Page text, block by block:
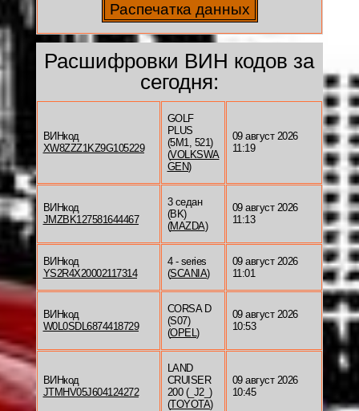
Расшифровки ВИН кодов за
сегодня:
ВИНкод
XW8ZZZ1KZ9G105229
GOLF
PLUS
(5M1, 521)
(VOLKSWA
GEN)
09 август 2026
11:19
ВИНкод
JMZBK127581644467
3 седан
(BK)
(MAZDA)
09 август 2026
11:13
ВИНкод
YS2R4X20002117314
4 - series
(SCANIA)
09 август 2026
11:01
ВИНкод
W0L0SDL6874418729
CORSA D
(S07)
(OPEL )
09 август 2026
10:53
ВИНкод
JTMHV05J604124272
LAND
CRUISER
200 (_J2_)
(TOYOTA)
09 август 2026
10:45